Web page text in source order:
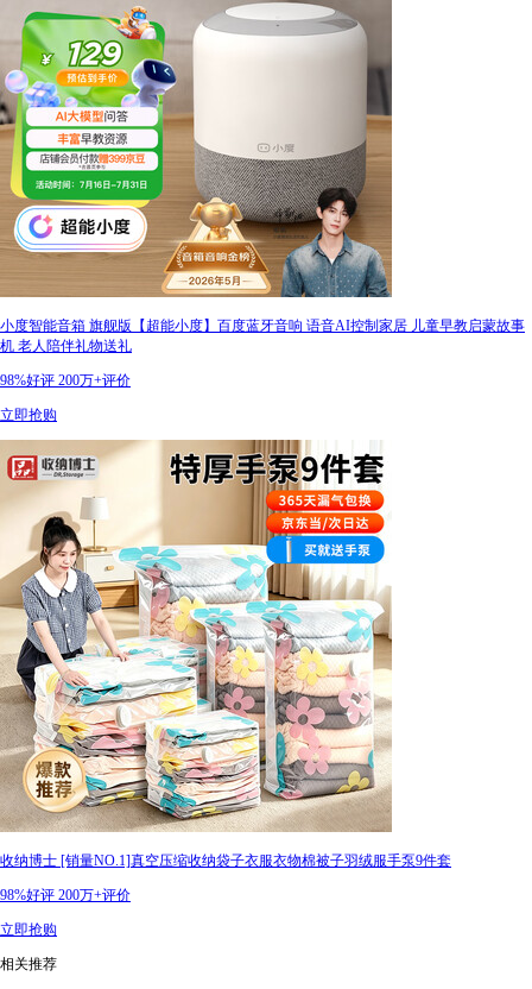
小度智能音箱 旗舰版【超能小度】百度蓝牙音响 语音AI控制家居 儿童早教启蒙故事
机 老人陪伴礼物送礼
98%好评 200万+评价
立即抢购
收纳博士 [销量NO.1]真空压缩收纳袋子衣服衣物棉被子羽绒服手泵9件套
98%好评 200万+评价
立即抢购
相关推荐